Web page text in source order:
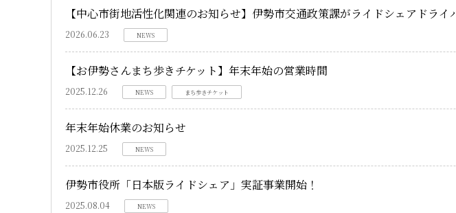
【中心市街地活性化関連のお知らせ】伊勢市交通政策課がライドシェアドライ
2026.06.23 NEWS
【お伊勢さんまち歩きチケット】年末年始の営業時間
2025.12.26 NEWS まち歩きチケット
年末年始休業のお知らせ
2025.12.25 NEWS
伊勢市役所「日本版ライドシェア」実証事業開始！
2025.08.04 NEWS